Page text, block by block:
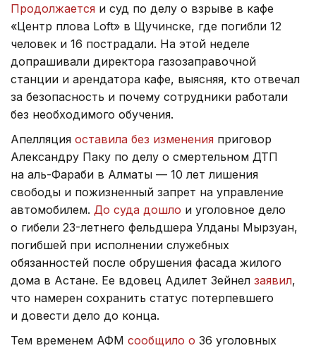
Продолжается и суд по делу о взрыве в кафе
«Центр плова Loft» в Щучинске, где погибли 12
человек и 16 пострадали. На этой неделе
допрашивали директора газозаправочной
станции и арендатора кафе, выясняя, кто отвечал
за безопасность и почему сотрудники работали
без необходимого обучения.
Апелляция оставила без изменения приговор
Александру Паку по делу о смертельном ДТП
на аль-Фараби в Алматы — 10 лет лишения
свободы и пожизненный запрет на управление
автомобилем. До суда дошло и уголовное дело
о гибели 23-летнего фельдшера Улданы Мырзуан,
погибшей при исполнении служебных
обязанностей после обрушения фасада жилого
дома в Астане. Ее вдовец Адилет Зейнел заявил,
что намерен сохранить статус потерпевшего
и довести дело до конца.
Тем временем АФМ сообщило о 36 уголовных